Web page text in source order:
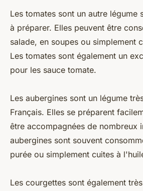
Les tomates sont un autre légume
à préparer. Elles peuvent être
salade, en soupes ou simplement
Les tomates sont également un
pour les sauce tomate.
Les aubergines sont un légume
Français. Elles se préparent
être accompagnées de nombreux
aubergines sont souvent
purée ou simplement cuites à
Les courgettes sont également